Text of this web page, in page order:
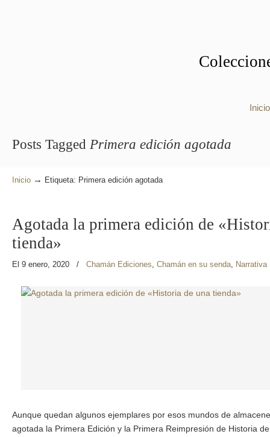
Inicio
Posts Tagged Primera edición agotada
Inicio → Etiqueta: Primera edición agotada
Agotada la primera edición de
tienda»
El 9 enero, 2020 / Chamán Ediciones, Chamán en su senda, Narrativa
Aunque quedan algunos ejemplares por esos mundos de
agotada la Primera Edición y la Primera Reimpresión de Historia